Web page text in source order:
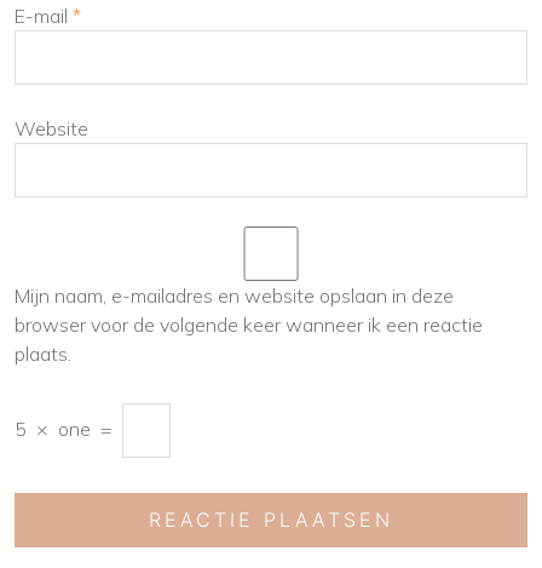
E-mail *
Website
Mijn naam, e-mailadres en website opslaan in deze
browser voor de volgende keer wanneer ik een reactie
plaats.
5 × one =